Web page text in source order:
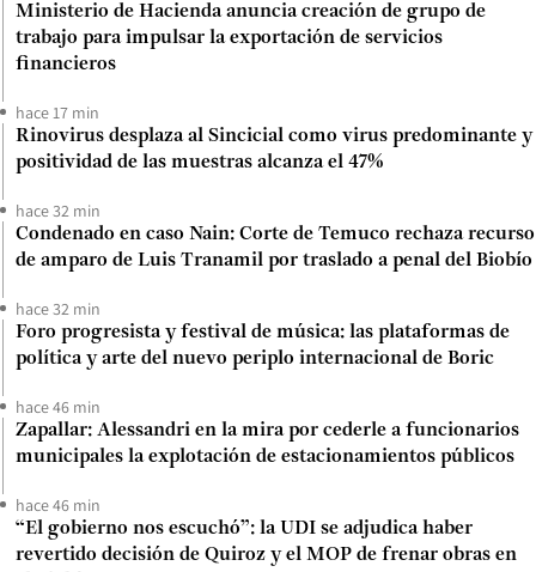
Ministerio de Hacienda anuncia creación de grupo de
trabajo para impulsar la exportación de servicios
financieros
hace 17 min
Rinovirus desplaza al Sincicial como virus predominante y
positividad de las muestras alcanza el 47%
hace 32 min
Condenado en caso Nain: Corte de Temuco rechaza recurso
de amparo de Luis Tranamil por traslado a penal del Biobío
hace 32 min
Foro progresista y festival de música: las plataformas de
política y arte del nuevo periplo internacional de Boric
hace 46 min
Zapallar: Alessandri en la mira por cederle a funcionarios
municipales la explotación de estacionamientos públicos
hace 46 min
“El gobierno nos escuchó”: la UDI se adjudica haber
revertido decisión de Quiroz y el MOP de frenar obras en